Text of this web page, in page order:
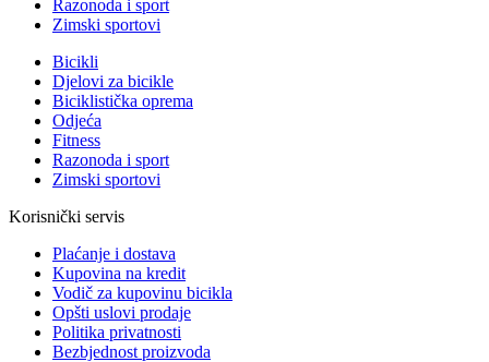
Razonoda i sport
Zimski sportovi
Bicikli
Djelovi za bicikle
Biciklistička oprema
Odjeća
Fitness
Razonoda i sport
Zimski sportovi
Korisnički servis
Plaćanje i dostava
Kupovina na kredit
Vodič za kupovinu bicikla
Opšti uslovi prodaje
Politika privatnosti
Bezbjednost proizvoda